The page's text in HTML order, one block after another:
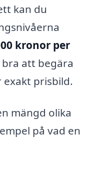
kan du
kronor per
att begära
prisbild.
mängd olika
på vad en